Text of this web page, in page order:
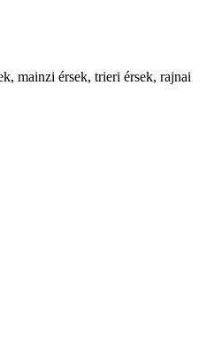
mainzi érsek, trieri érsek, rajnai